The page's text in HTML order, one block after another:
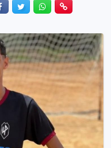
FacebookTwitter Whatsapp